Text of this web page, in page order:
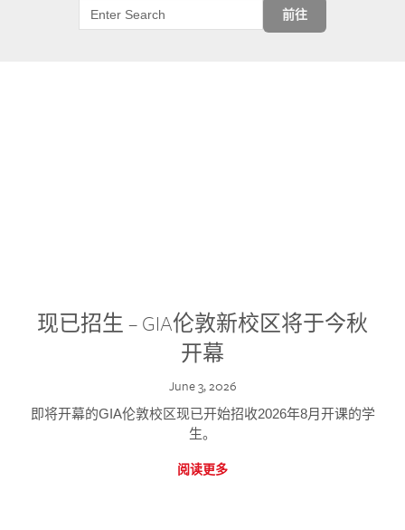
前往
现已招生 – GIA伦敦新校区将于今秋
开幕
June 3, 2026
即将开幕的GIA伦敦校区现已开始招收2026年8月开课的学
生。
阅读更多